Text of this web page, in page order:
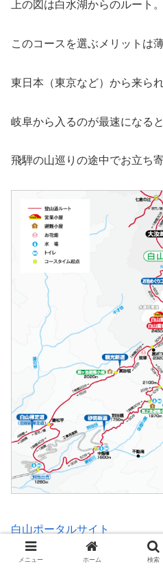
上の図は白水湖からのルート。
このコースを選ぶメリットは
東日本（東京など）から来ら
岐阜から入るのが最速になる
飛騨の山巡りの途中でお立ち
白山ポータルサイト
メニュー ホーム 検索